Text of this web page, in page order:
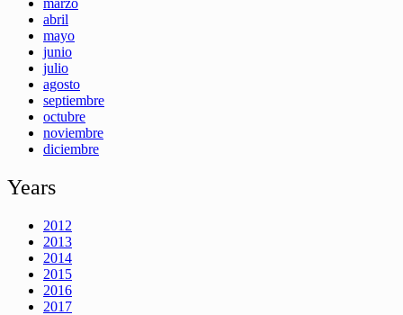
abril
mayo
junio
julio
agosto
septiembre
octubre
noviembre
diciembre
Years
2012
2013
2014
2015
2016
2017